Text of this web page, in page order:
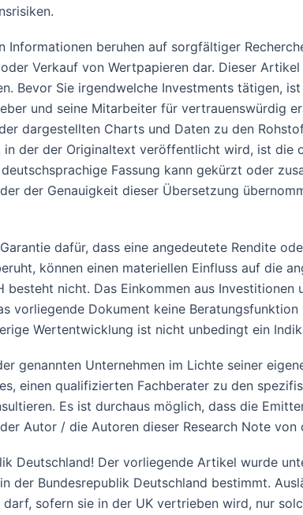
beruhen auf sorgfältiger
Verkauf von Wertpapieren dar. Dieser
Bevor Sie irgendwelche Investments tätigen,
und seine Mitarbeiter für vertrauenswürdig
dargestellten Charts und Daten zu den
in der der Originaltext veröffentlicht wird, ist
Fassung kann gekürzt oder
der Genauigkeit dieser Übersetzung
dafür, dass eine angedeutete Rendite
können einen materiellen Einfluss auf die
besteht nicht. Das Einkommen aus
vorliegende Dokument keine
Wertentwicklung ist nicht unbedingt ein
genannten Unternehmen im Lichte seiner
einen qualifizierten Fachberater zu den
Es ist durchaus möglich, dass die
Autor / die Autoren dieser Research Note von
Deutschland! Der vorliegende Artikel wurde
der Bundesrepublik Deutschland bestimmt.
sofern sie in der UK vertrieben wird, nur